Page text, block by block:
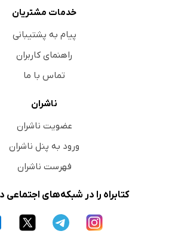
خدمات مشتریان
پیام به پشتیبانی
راهنمای کاربران
تماس با ما
ناشران
عضویت ناشران
ورود به پنل ناشران
فهرست ناشران
کتابراه را در شبکه‌های اجتماعی